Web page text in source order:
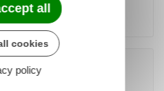
faits.
de la victime
all
cookies
policy